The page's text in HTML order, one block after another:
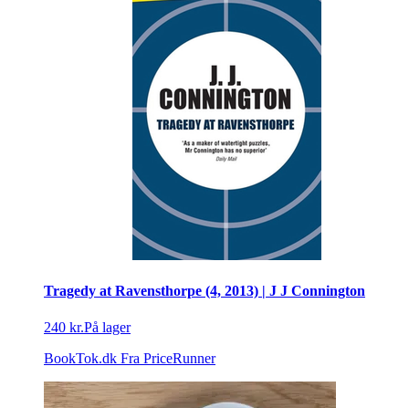
Tragedy at Ravensthorpe (4, 2013) | J J Connington
240 kr.På lager
BookTok.dk Fra PriceRunner